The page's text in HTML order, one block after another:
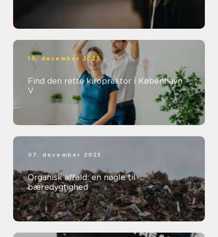
10. december 2025
Find den rette kiropraktor i København
V
07. december 2025
Organisk affald: en nøgle til
bæredygtighed